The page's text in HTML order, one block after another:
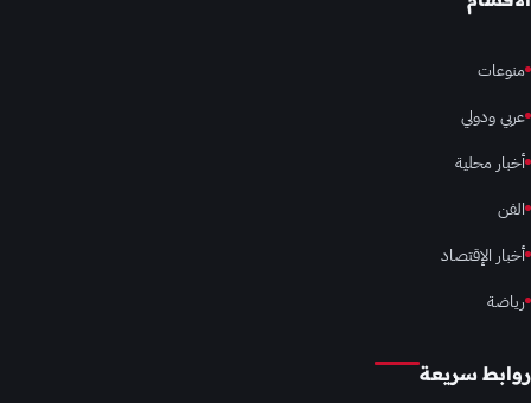
منوعات
عربي ودولي
أخبار محلية
الفن
أخبار الإقتصاد
رياضة
روابط سريعة